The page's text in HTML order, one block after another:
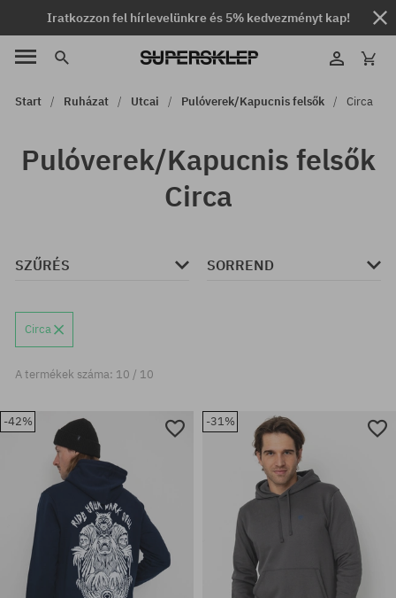
Iratkozzon fel hírlevelünkre és 5% kedvezményt kap!
Start Ruházat Utcai Pulóverek/Kapucnis felsők Circa
Pulóverek/Kapucnis felsők
Circa
SZŰRÉS SORREND
Circa
A termékek száma: 10 / 10
-42% -31%